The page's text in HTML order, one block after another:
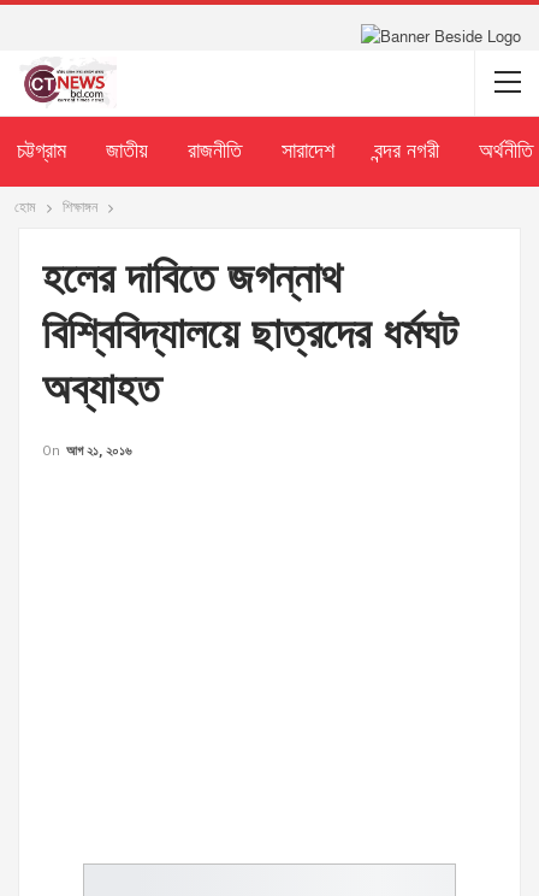
চট্টগ্রাম জাতীয় রাজনীতি সারাদেশ বন্দর নগরী অর্থনীতি
হোম শিক্ষাঙ্গন
হলের দাবিতে জগন্নাথ
বিশ্বিবিদ্যালয়ে ছাত্রদের ধর্মঘট
অব্যাহত
On আগ ২১, ২০১৬